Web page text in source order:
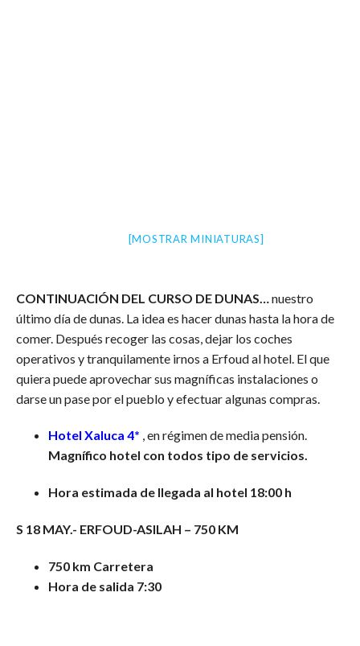
[MOSTRAR MINIATURAS]
CONTINUACIÓN DEL CURSO DE DUNAS
nuestro
último día de dunas. La idea es hacer dunas hasta la hora de
comer. Después recoger las cosas, dejar los coches
operativos y tranquilamente irnos a Erfoud al hotel. El que
quiera puede aprovechar sus magníficas instalaciones o
darse un pase por el pueblo y efectuar algunas compras.
Hotel Xaluca 4* , en régimen de media pensión.
Magnífico hotel con todos tipo de servicios.
Hora estimada de llegada al hotel 18:00 h
S 18 MAY.- ERFOUD-ASILAH – 750 KM
750 km Carretera
Hora de salida 7:30